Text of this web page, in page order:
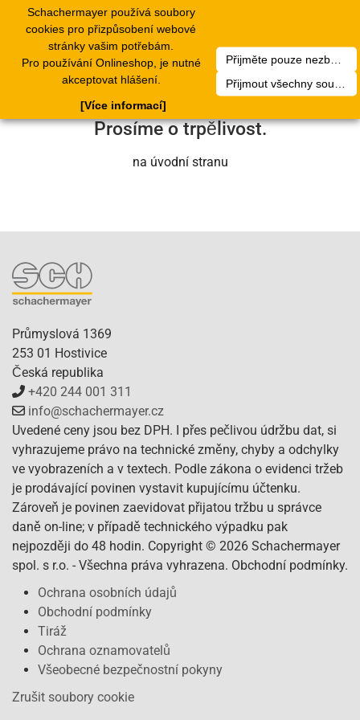
Schachermayer používá soubory
cookies pro přizpůsobení webové
stránky vašim potřebám.
Pro používání Onlineshop, je nutné
akceptovat hlášení.
Přijměte pouze nezbytné soubory cookie
[Více informací]
Bohužel došlo k technické chybě. Náš
servisní tým se o to brzy postará.
Prosíme o trpělivost.
na úvodní stranu
Průmyslová 1369
253 01 Hostivice
Česká republika
+420 244 001 311
info@schachermayer.cz
Uvedené ceny jsou bez DPH. I přes pečlivou údržbu dat, si
vyhrazujeme právo na technické změny, chyby a odchylky
ve vyobrazeních a v textech. Podle zákona o evidenci tržeb
je prodávající povinen vystavit kupujícímu účtenku.
Zároveň je povinen zaevidovat přijatou tržbu u správce
daně on-line; v případě technického výpadku pak
nejpozději do 48 hodin. Copyright © 2026 Schachermayer
spol. s r.o. - Všechna práva vyhrazena. Obchodní podmínky.
Ochrana osobních údajů
Obchodní podmínky
Tiráž
Ochrana oznamovatelů
Všeobecné bezpečnostní pokyny
Zrušit soubory cookie